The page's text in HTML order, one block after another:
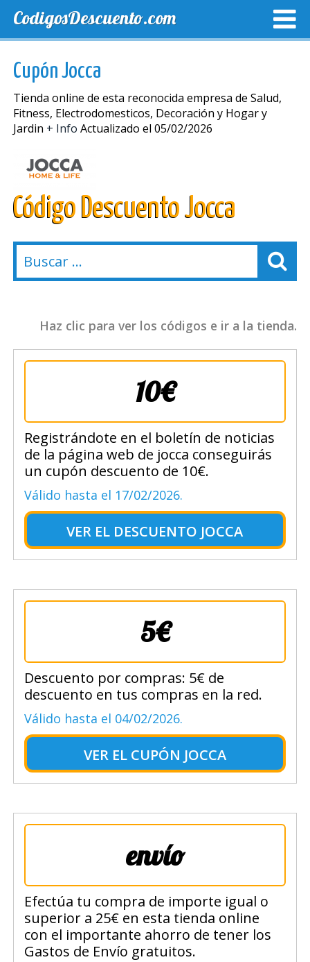
CodigosDescuento.com
Cupón Jocca
Tienda online de esta reconocida empresa de Salud,
Fitness, Electrodomesticos, Decoración y Hogar y
Jardin + Info Actualizado el 05/02/2026
Código Descuento Jocca
Haz clic para ver los códigos e ir a la tienda.
10€
Registrándote en el boletín de noticias
de la página web de jocca conseguirás
un cupón descuento de 10€.
Válido hasta el 17/02/2026.
VER EL DESCUENTO JOCCA
5€
Descuento por compras: 5€ de
descuento en tus compras en la red.
Válido hasta el 04/02/2026.
VER EL CUPÓN JOCCA
envío
Efectúa tu compra de importe igual o
superior a 25€ en esta tienda online
con el importante ahorro de tener los
Gastos de Envío gratuitos.